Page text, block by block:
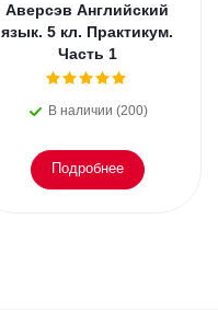
Аверсэв Английский
язык. 5 кл. Практикум.
Часть 1
В наличии (200)
Подробнее